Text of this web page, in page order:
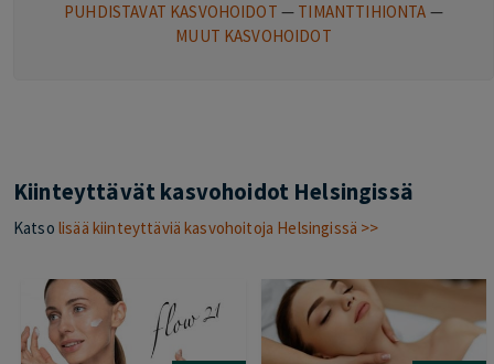
PUHDISTAVAT KASVOHOIDOT — TIMANTTIHIONTA —
MUUT KASVOHOIDOT
Kiinteyttävät kasvohoidot Helsingissä
Katso lisää kiinteyttäviä kasvohoitoja Helsingissä >>